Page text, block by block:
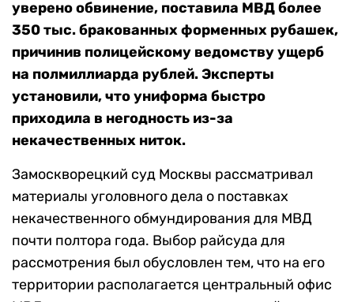
уверено обвинение, поставила МВД более
350 тыс. бракованных форменных рубашек,
причинив полицейскому ведомству ущерб
на полмиллиарда рублей. Эксперты
установили, что униформа быстро
приходила в негодность из-за
некачественных ниток.
Замоскворецкий суд Москвы рассматривал
материалы уголовного дела о поставках
некачественного обмундирования для МВД
почти полтора года. Выбор райсуда для
рассмотрения был обусловлен тем, что на его
территории располагается центральный офис